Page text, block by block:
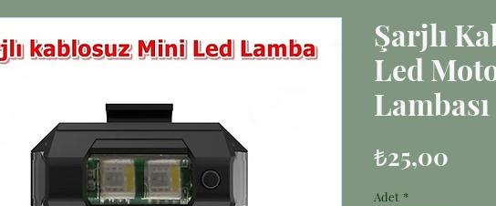
Şarjlı
Led
Lambası
₺25,00
Adet *